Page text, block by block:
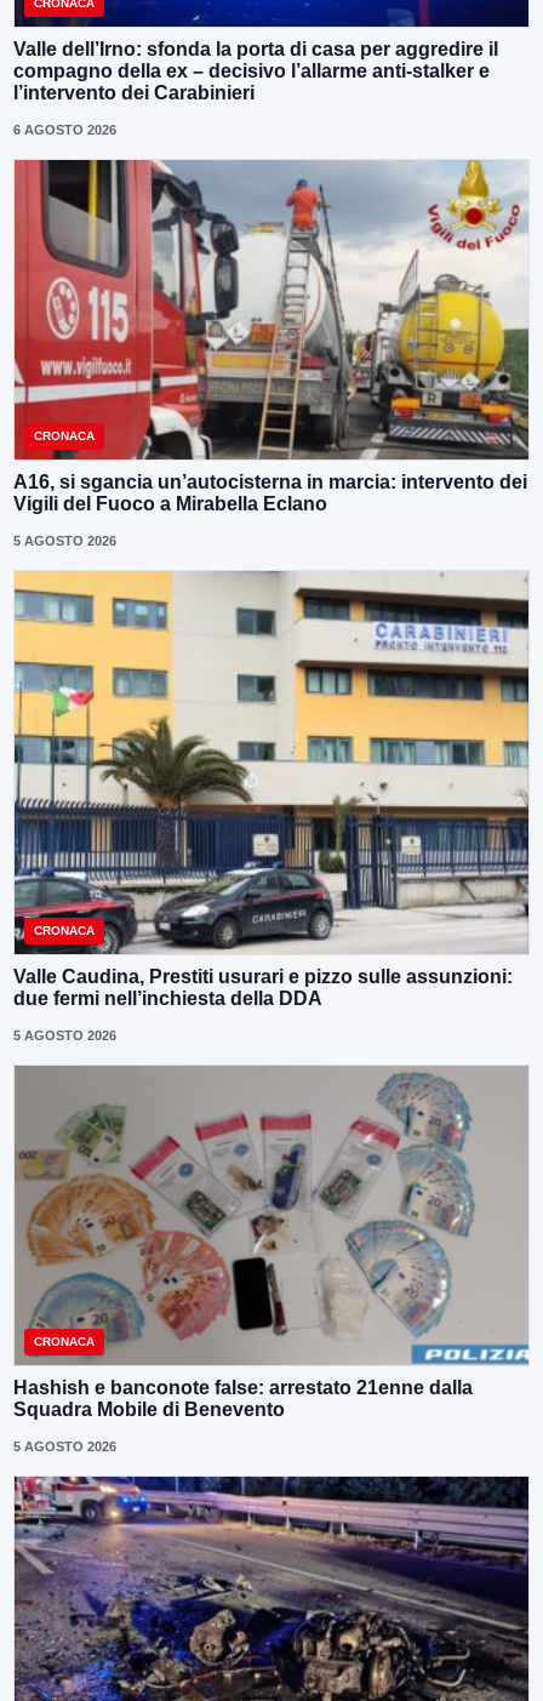
CRONACA
Valle dell’Irno: sfonda la porta di casa per aggredire il
compagno della ex – decisivo l’allarme anti-stalker e
l’intervento dei Carabinieri
6 AGOSTO 2026
CRONACA
A16, si sgancia un’autocisterna in marcia: intervento dei
Vigili del Fuoco a Mirabella Eclano
5 AGOSTO 2026
CRONACA
Valle Caudina, Prestiti usurari e pizzo sulle assunzioni:
due fermi nell’inchiesta della DDA
5 AGOSTO 2026
CRONACA
Hashish e banconote false: arrestato 21enne dalla
Squadra Mobile di Benevento
5 AGOSTO 2026